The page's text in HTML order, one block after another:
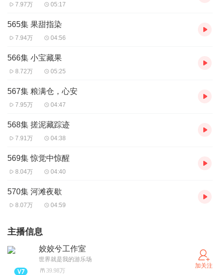
7.97万 05:17
565集 果甜指染
7.94万 04:56
566集 小宝藏果
8.72万 05:25
567集 粮满仓，心安
7.95万 04:47
568集 搓泥藏踪迹
7.91万 04:38
569集 惊觉中惊醒
8.04万 04:40
570集 河滩夜歇
8.07万 04:59
主播信息
姣姣兮工作室
世界就是我的游乐场
39.98万
加关注